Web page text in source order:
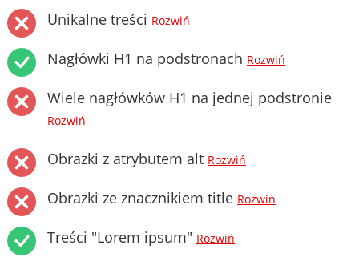
Unikalne treści Rozwiń
Nagłówki H1 na podstronach Rozwiń
Wiele nagłówków H1 na jednej podstronie
Rozwiń
Obrazki z atrybutem alt Rozwiń
Obrazki ze znacznikiem title Rozwiń
Treści "Lorem ipsum" Rozwiń